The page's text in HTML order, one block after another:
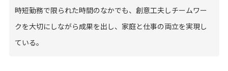
時短勤務で限られた時間のなかでも、創意工夫しチームワー
クを大切にしながら成果を出し、家庭と仕事の両立を実現し
ている。